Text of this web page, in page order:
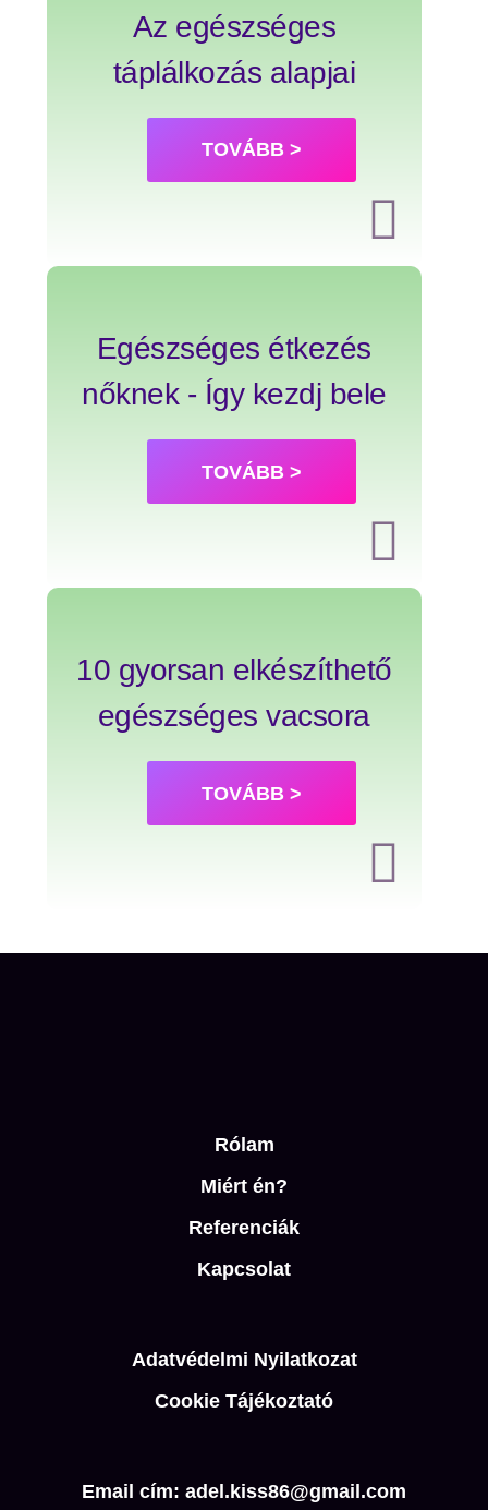
Az egészséges
táplálkozás alapjai
TOVÁBB >
Egészséges étkezés
nőknek - Így kezdj bele
TOVÁBB >
10 gyorsan elkészíthető
egészséges vacsora
TOVÁBB >
Rólam
Miért én?
Referenciák
Kapcsolat
Adatvédelmi Nyilatkozat
Cookie Tájékoztató
Email cím: adel.kiss86@gmail.com